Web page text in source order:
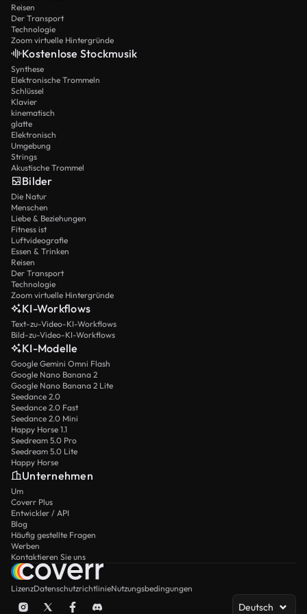
Reisen
Der Transport
Technologie
Zoom virtuelle Hintergründe
Kostenlose Stockmusik
Synthese
Elektronische Trommeln
Schlüssel
Klavier
kinematisch
glatte
Elektronisch
Umgebung
Strings
Akustische Trommel
Bilder
Die Natur
Menschen
Liebe & Beziehungen
Fitness ist
Luftvideografie
Essen & Trinken
Reisen
Der Transport
Technologie
Zoom virtuelle Hintergründe
KI-Workflows
Text-zu-Video-KI-Workflows
Bild-zu-Video-KI-Workflows
KI-Modelle
Google Gemini Omni Flash
Google Nano Banana 2
Google Nano Banana 2 Lite
Seedance 2.0
Seedance 2.0 Fast
Seedance 2.0 Mini
Happy Horse 1.1
Seedream 5.0 Pro
Seedream 5.0 Lite
Happy Horse
Unternehmen
Um
Coverr Plus
Entwickler / API
Blog
Häufig gestellte Fragen
Werben
Kontaktieren Sie uns
LizenzDatenschutzrichtlinieNutzungsbedingungen
Deutsch